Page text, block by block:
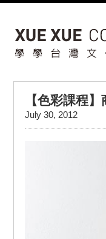
【色彩課程
July 30, 2012